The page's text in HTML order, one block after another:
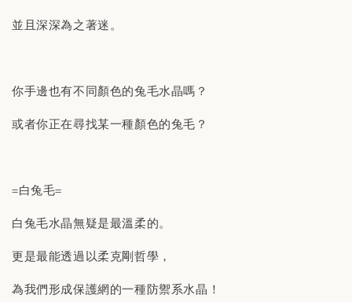
並且深深為之著迷。
你手邊也有不同顏色的兔毛水晶嗎？
或者你正在尋找某一種顏色的兔毛？
=白兔毛=
白兔毛水晶無疑是最溫柔的。
更是最能透過以柔克剛哲學，
為我們形成保護網的一種防禦系水晶！